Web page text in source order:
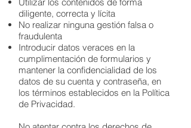
diligente, correcta y lícita
No realizar ninguna gestión falsa o
fraudulenta
Introducir datos veraces en la
cumplimentación de formularios y
mantener la confidencialidad de los
datos de su cuenta y contraseña, en
los términos establecidos en la Política
de Privacidad.